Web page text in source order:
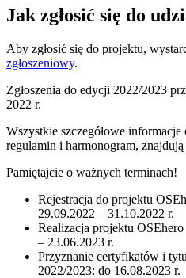
Jak zgłosić się do
Aby zgłosić się do projektu,
zgłoszeniowy.
Zgłoszenia do edycji 2022/2023
2022 r.
Wszystkie szczegółowe
regulamin i harmonogram, znajdują
Pamiętajcie o ważnych terminach!
Rejestracja do projektu
29.09.2022 – 31.10.2022 r.
Realizacja projektu
– 23.06.2023 r.
Przyznanie certyfikatów i
2022/2023: do 16.08.2023 r.